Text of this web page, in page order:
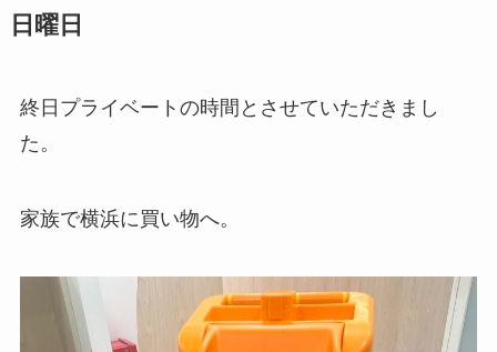
日曜日
終日プライベートの時間とさせていただきまし
た。
家族で横浜に買い物へ。